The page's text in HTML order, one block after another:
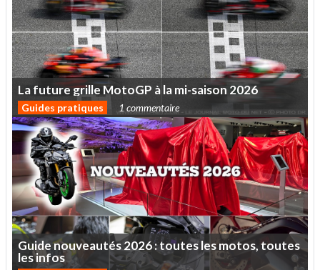
Lafuturegrille MotoGP àlami-saison 2026
Guides pratiques 1 commentaire
Guidenouveautés2026:touteslesmotos,toutes
lesinfos